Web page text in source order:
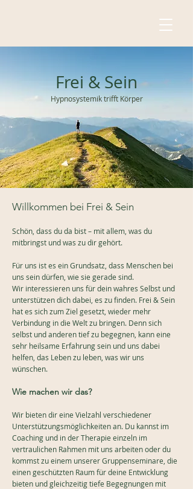
Frei & Sein
Hypnosystemik trifft Körper
Willkommen bei Frei & Sein
Schön, dass duda bist – mit allem, was du
mitbringst und was zu dir gehört.
Für uns ist es ein Grundsatz, dass Menschen bei
uns sein dürfen, wie sie gerade sind.
Wir interessieren uns für dein wahres Selbst und
unterstützen dich dabei, es zu finden. Frei & Sein
hat es sich zum Ziel gesetzt, wieder mehr
Verbindung in die Welt zu bringen. Denn sich
selbst und anderen tief zu begegnen, kann eine
sehr heilsame Erfahrung sein und uns dabei
helfen, das Leben zu leben, was wir uns
wünschen.
Wie machen wir das?
Wir bieten dir eine Vielzahl verschiedener
Unterstützungsmöglichkeiten an. Du kannst im
Coaching und in der Therapie einzeln im
vertraulichen Rahmen mit uns arbeiten oder du
kommst zu einem unserer Gruppenseminare, die
einen geschützten Raum für deine Entwicklung
bieten und gleichzeitig tiefe Begegnungen mit